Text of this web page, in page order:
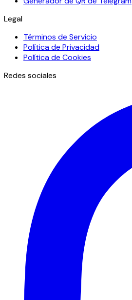
Legal
Términos de Servicio
Política de Privacidad
Política de Cookies
Redes sociales